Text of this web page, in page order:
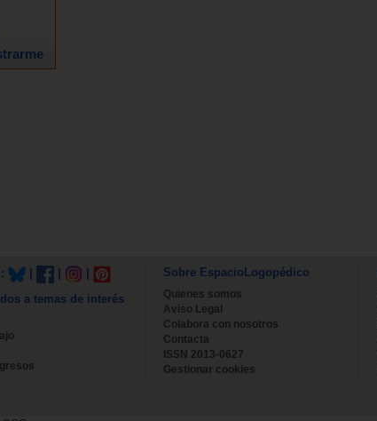
a temas de interés
Sobre EspacioLogopédico
Quienes somos
Aviso Legal
Colabora con nosotros
Contacta
ISSN 2013-0627
Gestionar cookies